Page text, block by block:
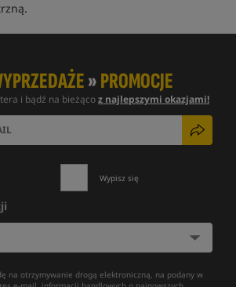
»PROMOCJE
i bądź na bieżącoz najlepszymi okazjami!
Wypisz się
na otrzymywanie drogą elektroniczną, na podany w